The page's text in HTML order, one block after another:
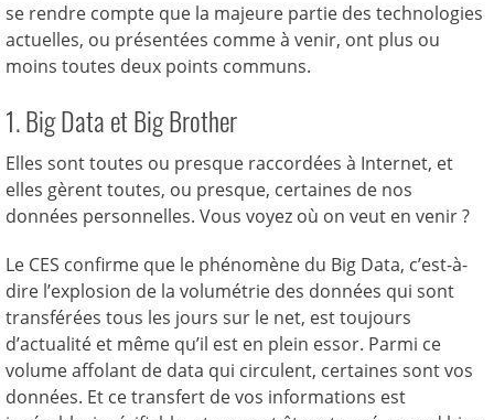
se rendre compte que la majeure partie des technologies
actuelles, ou présentées comme à venir, ont plus ou
moins toutes deux points communs.
1. Big Data et Big Brother
Elles sont toutes ou presque raccordées à Internet, et
elles gèrent toutes, ou presque, certaines de nos
données personnelles. Vous voyez où on veut en venir ?
Le CES confirme que le phénomène du Big Data, c’est-à-
dire l’explosion de la volumétrie des données qui sont
transférées tous les jours sur le net, est toujours
d’actualité et même qu’il est en plein essor. Parmi ce
volume affolant de data qui circulent, certaines sont vos
données. Et ce transfert de vos informations est